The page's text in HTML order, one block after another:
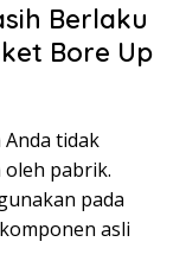
Berlaku
Bore Up
tidak
pabrik.
pada
asli